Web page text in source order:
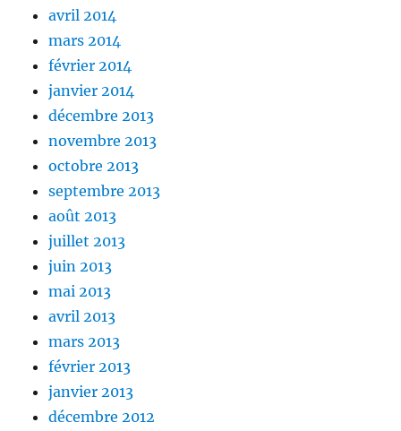
avril 2014
mars 2014
février 2014
janvier 2014
décembre 2013
novembre 2013
octobre 2013
septembre 2013
août 2013
juillet 2013
juin 2013
mai 2013
avril 2013
mars 2013
février 2013
janvier 2013
décembre 2012